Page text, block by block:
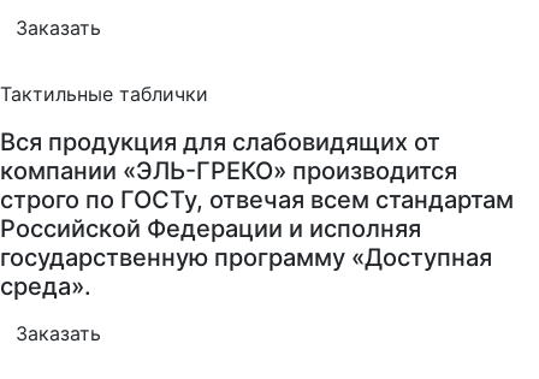
Заказать
Тактильные таблички
Вся продукция для слабовидящих от
компании «ЭЛЬ-ГРЕКО» производится
строго по ГОСТу, отвечая всем стандартам
Российской Федерации и исполняя
государственную программу «Доступная
среда».
Заказать